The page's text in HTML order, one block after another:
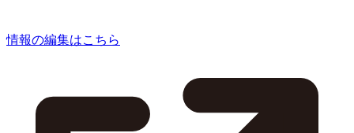
情報の編集はこちら